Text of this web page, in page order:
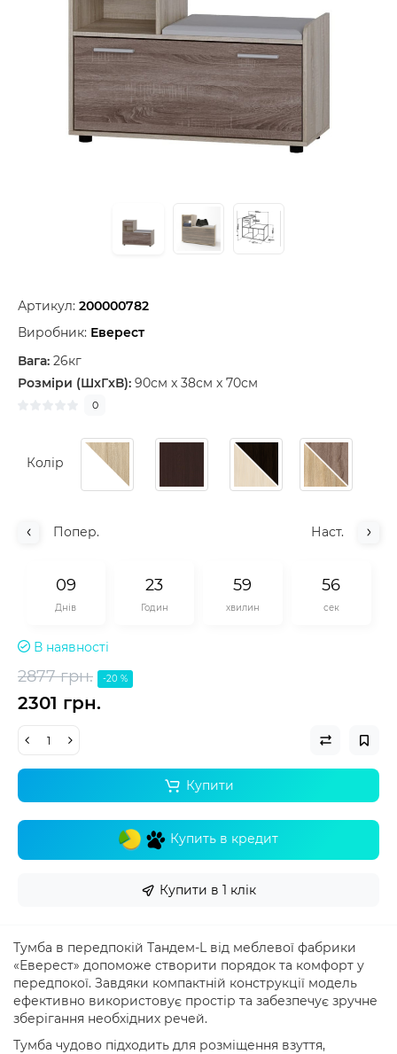
Артикул: 200000782
Виробник: Еверест
Вага: 26кг
Розміри (ШxГxВ): 90см x 38см x 70см
0
Колір
Попер. Наст.
09
Днів
23
Годин
59
хвилин
55
сек
В наявності
2877 грн. -20 %
2301 грн.
Купити
Купить в кредит
Купити в 1 клік
Тумба в передпокій Тандем-L від меблевої фабрики
«Еверест» допоможе створити порядок та комфорт у
передпокої. Завдяки компактній конструкції модель
ефективно використовує простір та забезпечує зручне
зберігання необхідних речей.
Тумба чудово підходить для розміщення взуття,